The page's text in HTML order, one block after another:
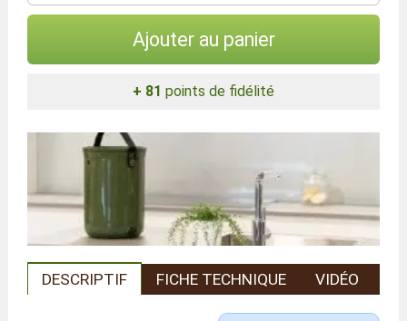
Ajouter au panier
+ 81 points de fidélité
DESCRIPTIF FICHE TECHNIQUE VIDÉO